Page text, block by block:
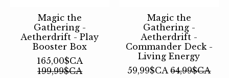
Magic the
Gathering -
Aetherdrift - Play
Booster Box
165,00$CA
199,99$CA
Magic the
Gathering -
Aetherdrift -
Commander Deck -
Living Energy
59,99$CA 64,99$CA